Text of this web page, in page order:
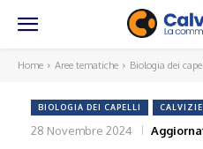
Home Aree tematiche Biologia dei
BIOLOGIA DEI CAPELLI
28 Novembre 2024